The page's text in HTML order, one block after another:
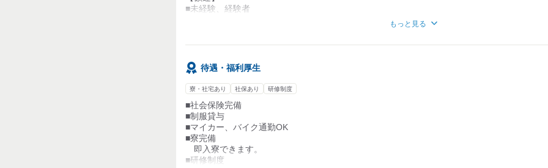
■未経験、経験者
もっと見る
待遇・福利厚生
寮・社宅あり 社保あり 研修制度
■社会保険完備
■制服貸与
■マイカー、バイク通勤OK
■寮完備
即入寮できます。
■研修制度